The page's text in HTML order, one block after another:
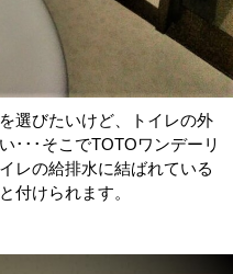
選びたいけど、トイレの外
･･･そこでTOTOワンデーリ
レの給排水に結ばれている
付けられます。